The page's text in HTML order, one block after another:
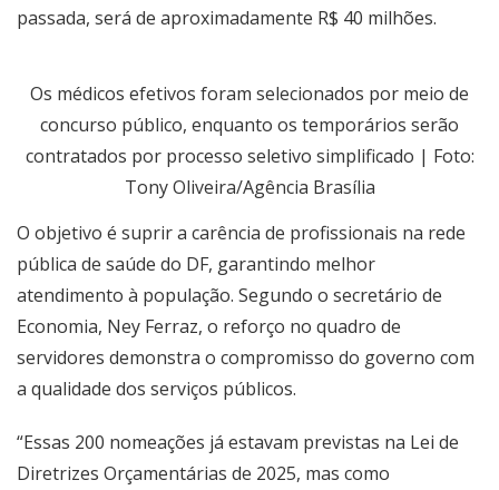
passada, será de aproximadamente R$ 40 milhões.
Os médicos efetivos foram selecionados por meio de
concurso público, enquanto os temporários serão
contratados por processo seletivo simplificado | Foto:
Tony Oliveira/Agência Brasília
O objetivo é suprir a carência de profissionais na rede
pública de saúde do DF, garantindo melhor
atendimento à população. Segundo o secretário de
Economia, Ney Ferraz, o reforço no quadro de
servidores demonstra o compromisso do governo com
a qualidade dos serviços públicos.
“Essas 200 nomeações já estavam previstas na Lei de
Diretrizes Orçamentárias de 2025, mas como